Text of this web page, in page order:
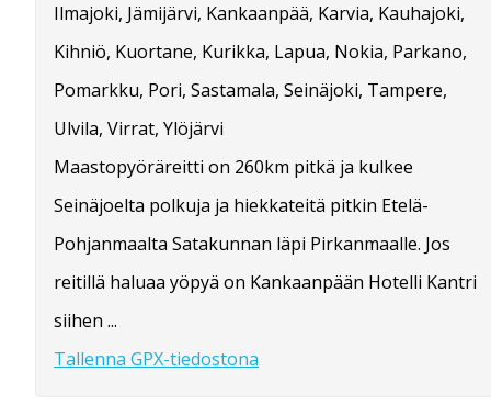
Ilmajoki, Jämijärvi, Kankaanpää, Karvia, Kauhajoki,
Kihniö, Kuortane, Kurikka, Lapua, Nokia, Parkano,
Pomarkku, Pori, Sastamala, Seinäjoki, Tampere,
Ulvila, Virrat, Ylöjärvi
Maastopyöräreitti on 260km pitkä ja kulkee
Seinäjoelta polkuja ja hiekkateitä pitkin Etelä-
Pohjanmaalta Satakunnan läpi Pirkanmaalle. Jos
reitillä haluaa yöpyä on Kankaanpään Hotelli Kantri
siihen ...
Tallenna GPX-tiedostona